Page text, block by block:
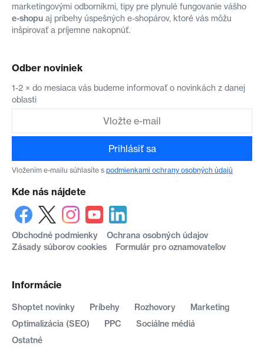
marketingovými odborníkmi, tipy pre plynulé fungovanie vášho
e-shopu aj príbehy úspešných e-shopárov, ktoré vás môžu
inšpirovať a príjemne nakopnúť.
Informácie
Shoptet novinky Príbehy Rozhovory
Marketing
Optimalizácia (SEO)
PPC
Sociálne médiá
Ostatné
Odber noviniek
1-2 × do mesiaca vás budeme informovať o novinkách z danej
oblasti
Prihlásiť sa
Vložením e-mailu súhlasíte s podmienkami ochrany osobných údajů
Kde nás nájdete
Obchodné podmienky
Ochrana osobných údajov
Zásady súborov cookies
Formulár pro oznamovateľov